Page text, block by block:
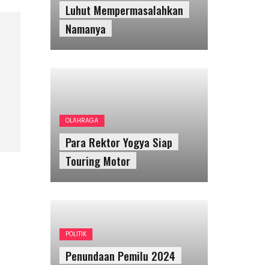
Luhut Mempermasalahkan
Namanya
OLAHRAGA
Para Rektor Yogya Siap
Touring Motor
POLITIK
Penundaan Pemilu 2024